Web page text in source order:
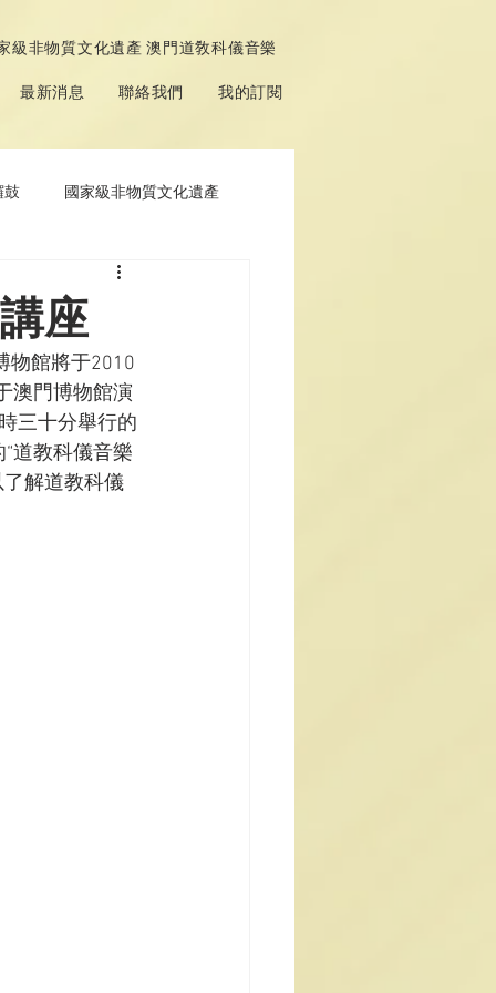
級非物質文化遺產 澳門道敎科儀音樂
最新消息 聯絡我們 我的訂閱
鼓 國家級非物質文化遺產
座
物館將于2010
澳門博物館演
三十分舉行的
道教科儀音樂
解道教科儀